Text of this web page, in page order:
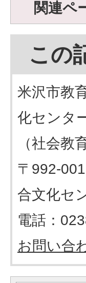
関連ペ
この
米沢市教
化センタ
（社会教
〒992-
合文化セ
電話：
お問い合